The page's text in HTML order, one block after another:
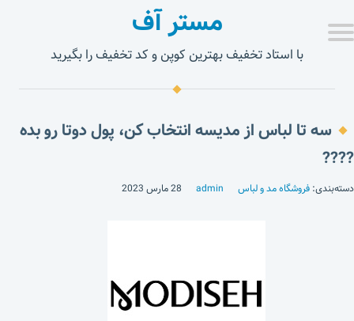
مستر آف
با استاد تخفیف بهترین کوپن و کد تخفیف را بگیرید
سه تا لباس از مدیسه انتخاب کن، پول دوتا رو بده
????
دسته‌بندی: فروشگاه مد و لباس admin 28 مارس 2023